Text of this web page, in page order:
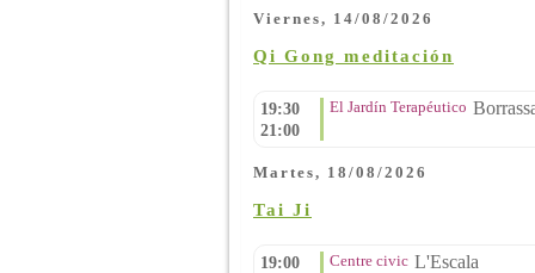
Viernes, 14/08/2026
Qi Gong meditación
19:30
21:00
El Jardín Terapéutico
Martes, 18/08/2026
Tai Ji
19:00
Centre civic L'Escala